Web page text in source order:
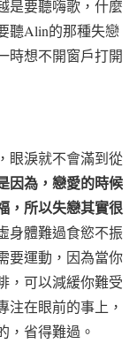
是要聽嗨歌，什麼
聽Alin的那種失戀
時想不開窗戶打開
眼淚就不會滿到從
因為，戀愛的時候
， 所以失戀其實很
身體難過食慾不振
要運動，因為當你
，可以減緩你難受
注在眼前的事上，
，省得難過。